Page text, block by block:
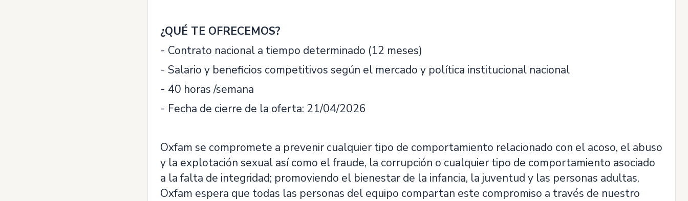
¿QUÉ TE OFRECEMOS?
- Contrato nacional a tiempo determinado (12 meses)
- Salario y beneficios competitivos según el mercado y política institucional nacional
- 40 horas /semana
- Fecha de cierre de la oferta: 21/04/2026
Oxfam se compromete a prevenir cualquier tipo de comportamiento relacionado con el acoso, el abuso
y la explotación sexual así como el fraude, la corrupción o cualquier tipo de comportamiento asociado
a la falta de integridad; promoviendo el bienestar de la infancia, la juventud y las personas adultas.
Oxfam espera que todas las personas del equipo compartan este compromiso a través de nuestro